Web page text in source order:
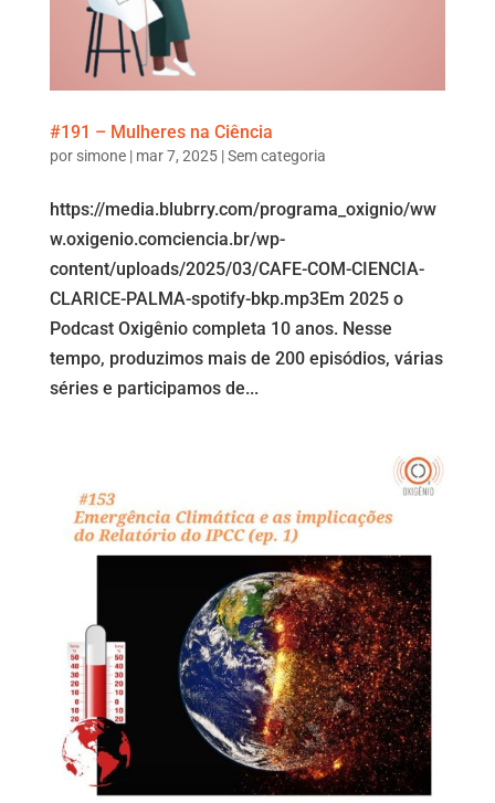
#191 – Mulheres na Ciência
por simone| mar 7, 2025|Sem categoria
https://media.blubrry.com/programa_oxignio/ww
w.oxigenio.comciencia.br/wp-
content/uploads/2025/03/CAFE-COM-CIENCIA-
CLARICE-PALMA-spotify-bkp.mp3Em 2025 o
Podcast Oxigênio completa 10 anos. Nesse
tempo, produzimos mais de 200 episódios, várias
séries e participamos de...